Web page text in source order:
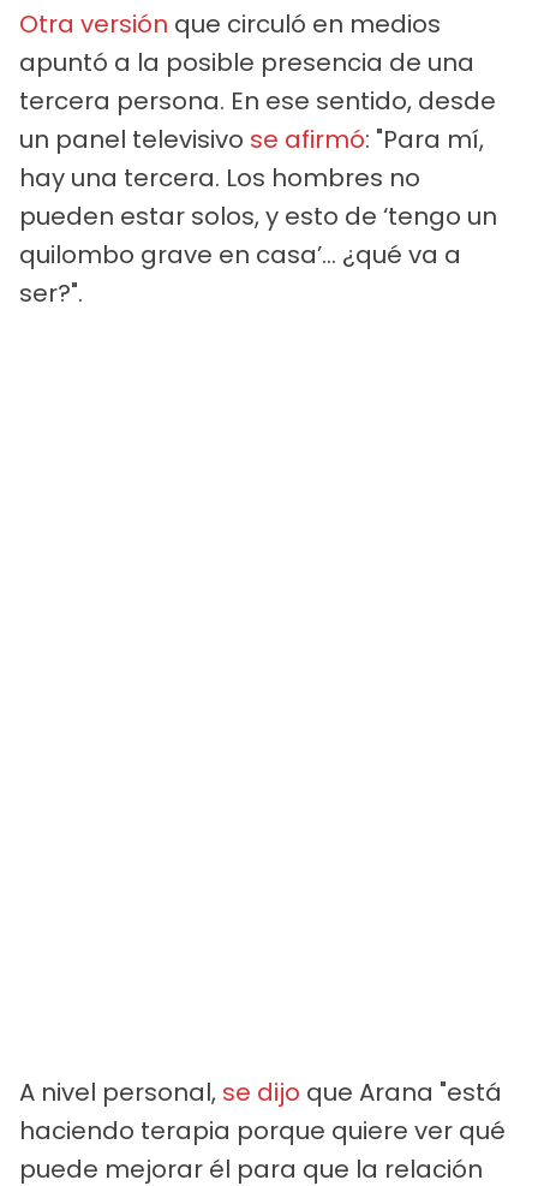
Otra versión que circuló en medios
apuntó a la posible presencia de una
tercera persona. En ese sentido, desde
un panel televisivo se afirmó: "Para mí,
hay una tercera. Los hombres no
pueden estar solos, y esto de ‘tengo un
quilombo grave en casa’… ¿qué va a
ser?".
A nivel personal, se dijo que Arana "está
haciendo terapia porque quiere ver qué
puede mejorar él para que la relación